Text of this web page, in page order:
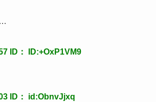
ID： ID:+OxP1VM9
ID： id:ObnvJjxq